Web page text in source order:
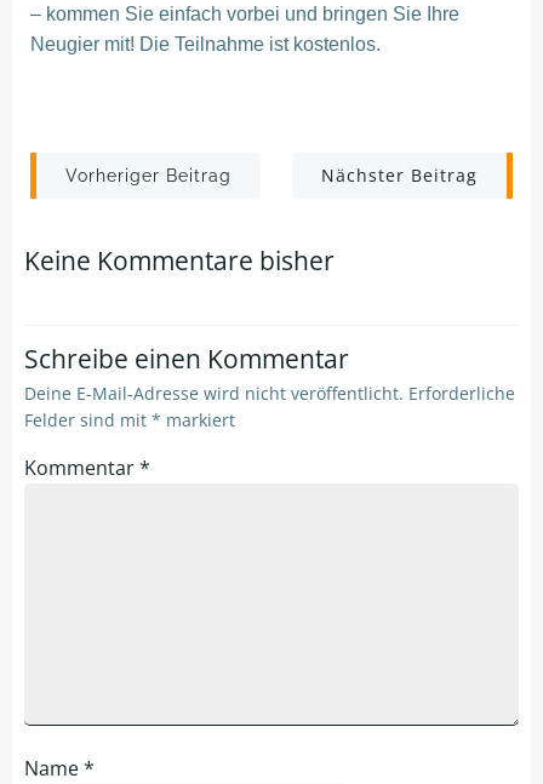
– kommen Sie einfach vorbei und bringen Sie Ihre
Neugier mit! Die Teilnahme ist kostenlos.
Post
navigation
Vorheriger Beitrag
Post
navigation
Nächster Beitrag
Keine Kommentare bisher
Schreibe einen Kommentar
Deine E-Mail-Adresse wird nicht veröffentlicht. Erforderliche
Felder sind mit * markiert
Kommentar*
Name*